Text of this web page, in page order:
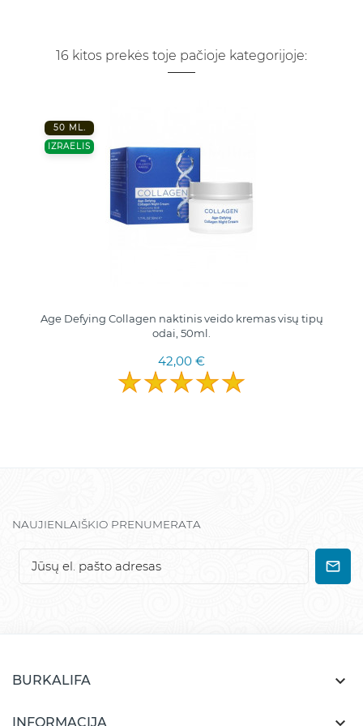
16 kitos prekės toje pačioje kategorijoje:
50 ML.
IZRAELIS
Age Defying Collagen naktinis veido kremas visų tipų
odai, 50ml.
42,00 €
NAUJIENLAIŠKIO PRENUMERATA
BURKALIFA 
INFORMACIJA